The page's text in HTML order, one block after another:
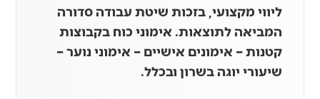
ליווי מקצועי, בזכות שיטת עבודה סדורה
המביאה לתוצאות. אימוני כוח בקבוצות
קטנות – אימונים אישיים – אימוני נוער –
שיעורי יוגה בשרון ובכלל.